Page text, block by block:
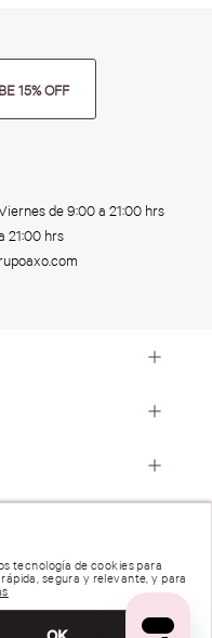
tecnología de cookies para
segura y relevante, y para
15% OFF
de 9:00 a 21:00 hrs
21:00 hrs